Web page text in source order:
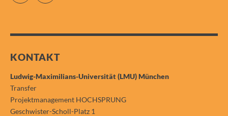
KONTAKT
Ludwig-Maximilians-Universität (LMU) München
Transfer
Projektmanagement HOCHSPRUNG
Geschwister-Scholl-Platz 1